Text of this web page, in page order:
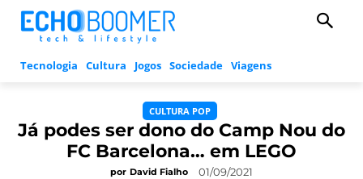
Tecnologia Cultura Jogos Sociedade Viagens
CULTURA POP
Já podes ser dono do Camp Nou do
FC Barcelona… em LEGO
por David Fialho 01/09/2021